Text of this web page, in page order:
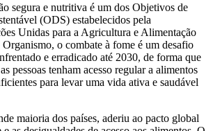
segura e nutritiva é um dos Objetivos de
(ODS) estabelecidos pela
Unidas para a Agricultura e Alimentação
o combate à fome é um desafio
e erradicado até 2030, de forma que
pessoas tenham acesso regular a alimentos
para levar uma vida ativa e saudável
maioria dos países, aderiu ao pacto global